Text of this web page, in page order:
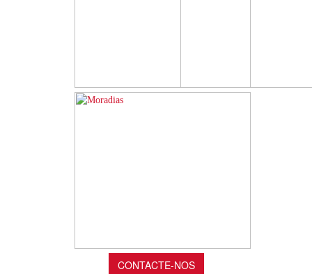
CONTACTE-NOS